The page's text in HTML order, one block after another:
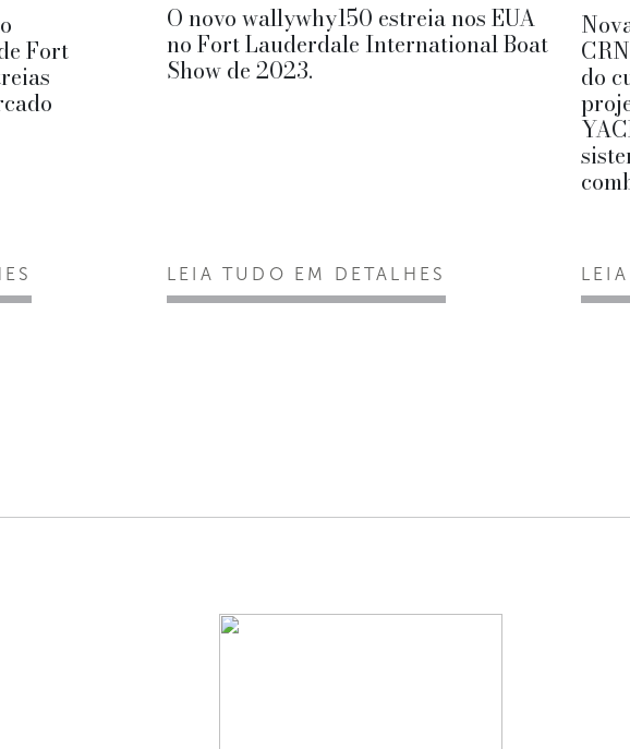
Fort
O novo wallywhy150 estreia nos EUA
no Fort Lauderdale International Boat
Show de 2023.
LEIA TUDO EM DETALHES
do